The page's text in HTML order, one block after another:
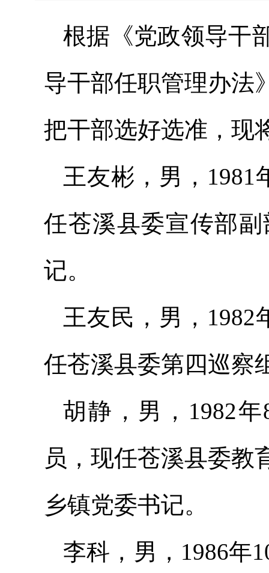
根据《党政领导干
导干部任职管理办法
把干部选好选准，现
王友彬，男，
任苍溪县委宣传部
记。
王友民，男，
任苍溪县委第四巡察
胡静，男，1982
员，现任苍溪县委教
乡镇党委书记。
李科，男，1986年